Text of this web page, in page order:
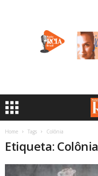
Home Tags Colônia
Etiqueta: Colônia